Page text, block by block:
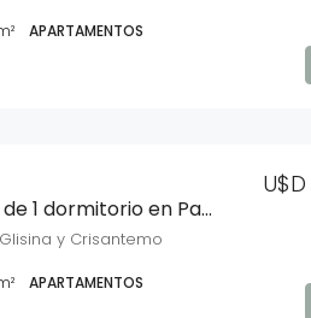
APARTAMENTOS
Apartamento en venta de 1 dormitorio en Parque Carrasco
U$D
y Crisantemo
APARTAMENTOS